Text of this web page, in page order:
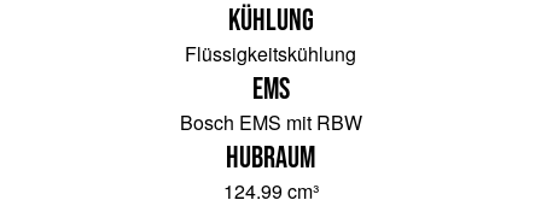
Kühlung
Flüssigkeitskühlung
EMS
Bosch EMS mit RBW
Hubraum
124.99 cm³